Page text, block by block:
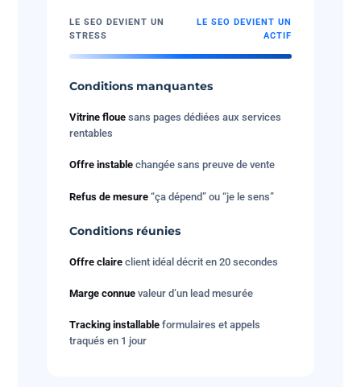
LE SEO DEVIENT UN
STRESS
LE SEO DEVIENT UN
ACTIF
Conditions manquantes
Vitrine floue sans pages dédiées aux services
rentables
Offre instable changée sans preuve de vente
Refus de mesure “ça dépend” ou “je le sens”
Conditions réunies
Offre claire client idéal décrit en 20 secondes
Marge connue valeur d’un lead mesurée
Tracking installable formulaires et appels
traqués en 1 jour